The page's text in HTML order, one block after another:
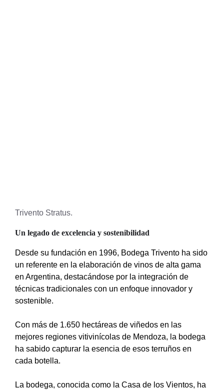
Trivento Stratus.
Un legado de excelencia y sostenibilidad
Desde su fundación en 1996, Bodega Trivento ha sido
un referente en la elaboración de vinos de alta gama
en Argentina, destacándose por la integración de
técnicas tradicionales con un enfoque innovador y
sostenible.
Con más de 1.650 hectáreas de viñedos en las
mejores regiones vitivinícolas de Mendoza, la bodega
ha sabido capturar la esencia de esos terruños en
cada botella.
La bodega, conocida como la Casa de los Vientos, ha